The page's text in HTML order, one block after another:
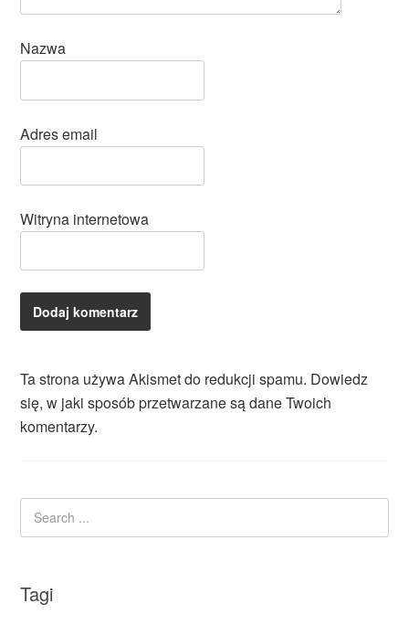
Nazwa
Adres email
Witryna internetowa
Ta strona używa Akismet do redukcji spamu. Dowiedz
się, w jaki sposób przetwarzane są dane Twoich
komentarzy.
Tagi